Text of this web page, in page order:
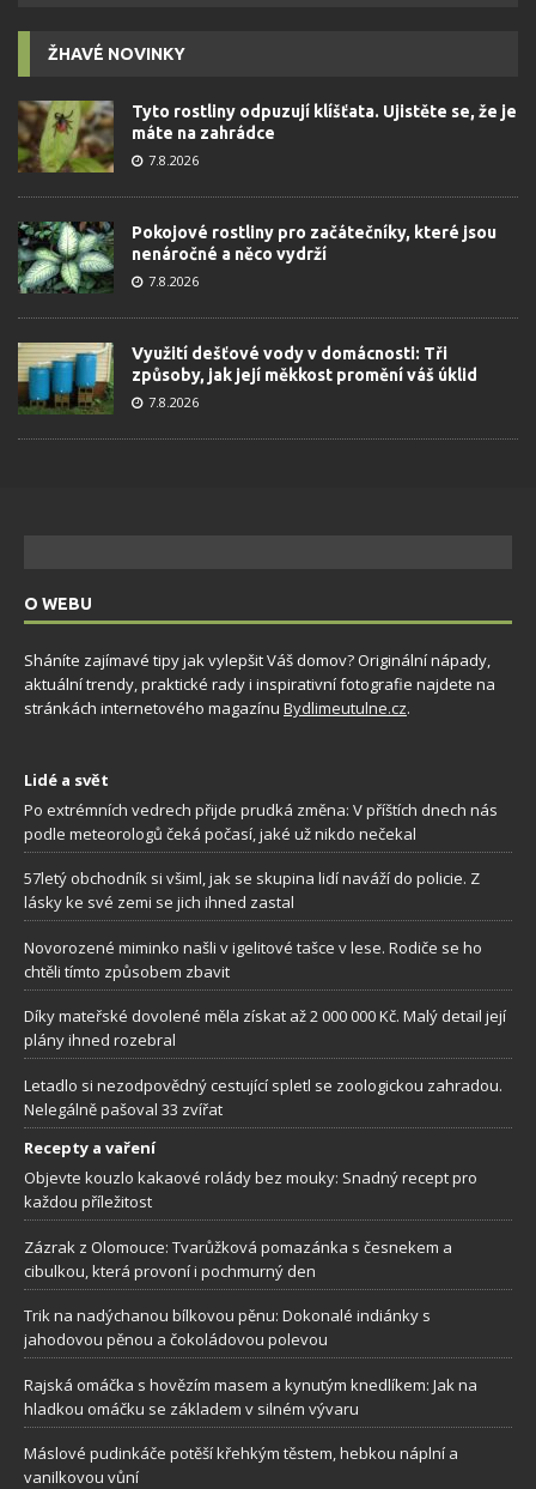
ŽHAVÉ NOVINKY
Tyto rostliny odpuzují klíšťata. Ujistěte se, že je
máte na zahrádce
7.8.2026
Pokojové rostliny pro začátečníky, které jsou
nenáročné a něco vydrží
7.8.2026
Využití dešťové vody v domácnosti: Tři
způsoby, jak její měkkost promění váš úklid
7.8.2026
O WEBU
Sháníte zajímavé tipy jak vylepšit Váš domov? Originální nápady,
aktuální trendy, praktické rady i inspirativní fotografie najdete na
stránkách internetového magazínu Bydlimeutulne.cz.
Lidé a svět
Po extrémních vedrech přijde prudká změna: V příštích dnech nás
podle meteorologů čeká počasí, jaké už nikdo nečekal
57letý obchodník si všiml, jak se skupina lidí naváží do policie. Z
lásky ke své zemi se jich ihned zastal
Novorozené miminko našli v igelitové tašce v lese. Rodiče se ho
chtěli tímto způsobem zbavit
Díky mateřské dovolené měla získat až 2 000 000 Kč. Malý detail její
plány ihned rozebral
Letadlo si nezodpovědný cestující spletl se zoologickou zahradou.
Nelegálně pašoval 33 zvířat
Recepty a vaření
Objevte kouzlo kakaové rolády bez mouky: Snadný recept pro
každou příležitost
Zázrak z Olomouce: Tvarůžková pomazánka s česnekem a
cibulkou, která provoní i pochmurný den
Trik na nadýchanou bílkovou pěnu: Dokonalé indiánky s
jahodovou pěnou a čokoládovou polevou
Rajská omáčka s hovězím masem a kynutým knedlíkem: Jak na
hladkou omáčku se základem v silném vývaru
Máslové pudinkáče potěší křehkým těstem, hebkou náplní a
vanilkovou vůní